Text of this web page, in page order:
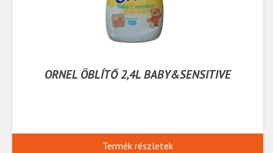
ORNEL ÖBLÍTŐ 2,4L BABY&SENSITIVE
Termék részletek